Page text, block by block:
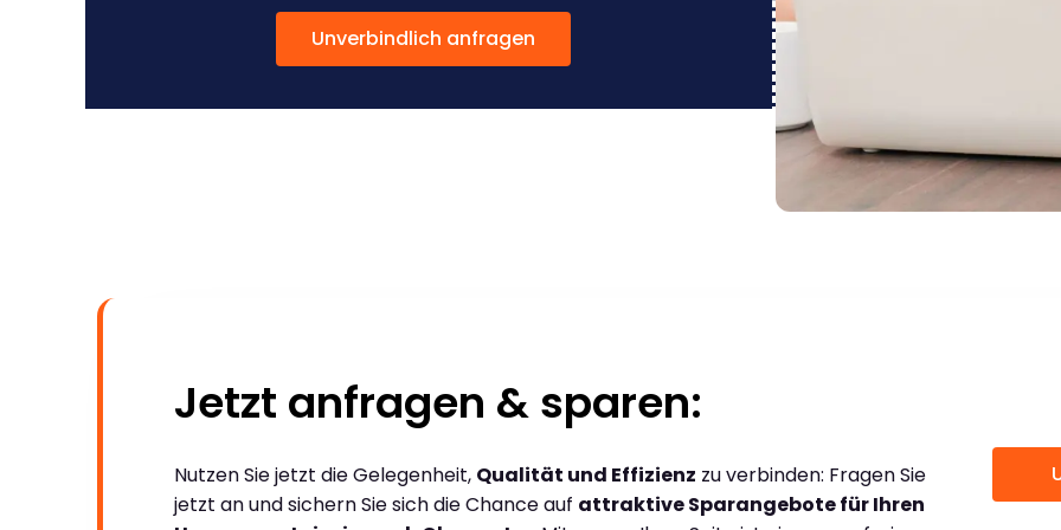
Unverbindlich anfragen
Jetzt anfragen & sparen:
Nutzen Sie jetzt die Gelegenheit, Qualität und Effizienz zu verbinden: Fragen Sie
jetzt an und sichern Sie sich die Chance auf attraktive Sparangebote für Ihren